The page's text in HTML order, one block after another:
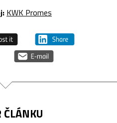
KWK Promes